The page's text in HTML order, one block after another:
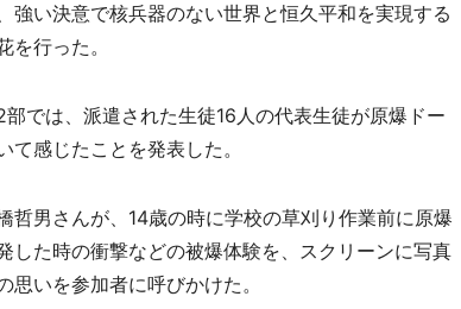
い決意で核兵器のない世界と恒久平和を実現する
行った。
では、派遣された生徒16人の代表生徒が原爆ドー
感じたことを発表した。
男さんが、14歳の時に学校の草刈り作業前に原爆
した時の衝撃などの被爆体験を、スクリーンに写真
いを参加者に呼びかけた。